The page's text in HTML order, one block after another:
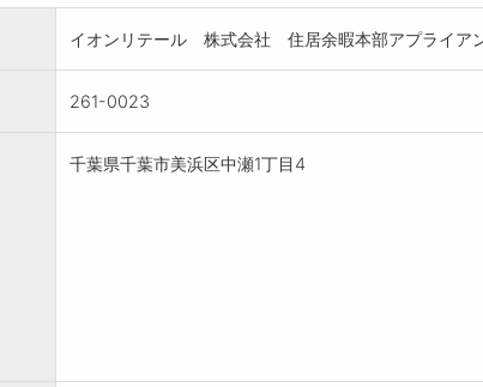
イオンリテール 株式会社 住居余暇本部アプライア
261-0023
千葉県千葉市美浜区中瀬1丁目4